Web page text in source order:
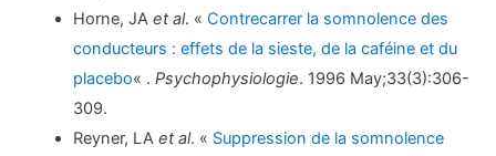
Horne, JAet al. «Contrecarrer la somnolence des
conducteurs : effets de la sieste, de la caféine et du
placebo« .Psychophysiologie. 1996 May;33(3):306-
309.
Reyner, LAet al. « Suppression de la somnolence